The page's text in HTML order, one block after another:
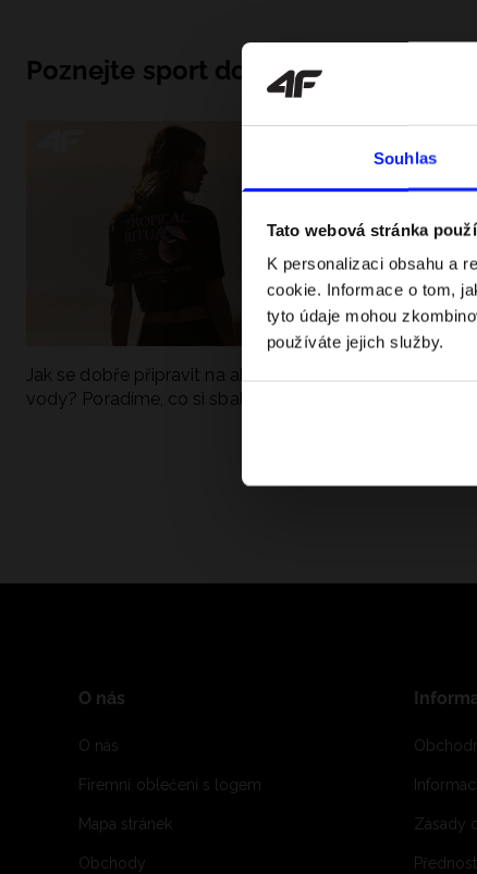
Souhlas
Tato webová stránka
K personalizaci obsahu a
cookie. Informace o tom,
tyto údaje mohou
používáte jejich služby.
Poznejte sport do hloubky
Jak se dobře připravit na aktivní den u
vody? Poradíme, co si sbalit
kategorie?
O nás
O nás
Firemní oblečení s logem
Mapa stránek
Obchody
Zásady